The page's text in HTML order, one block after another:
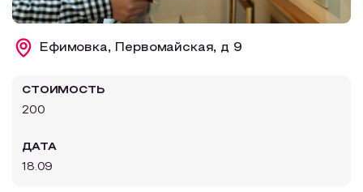
Образовательный туризм
Аттестованные экскурсоводы
Все маршруты
Ефимовка, Первомайская, д 9
СТОИМОСТЬ
200
ДАТА
18.09